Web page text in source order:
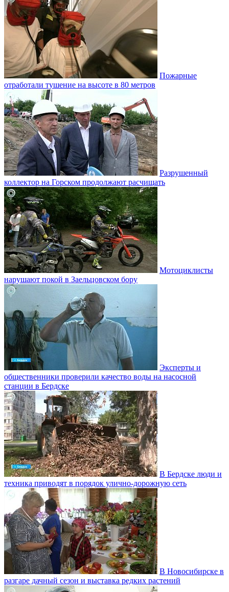
Пожарные
отработали тушение на высоте в 80 метров
Разрушенный
коллектор на Горском продолжают расчищать
Мотоциклисты
нарушают покой в Заельцовском бору
Эксперты и
общественники проверили качество воды на насосной
станции в Бердске
В Бердске люди и
техника приводят в порядок улично‑дорожную сеть
В Новосибирске в
разгаре дачный сезон и выставка редких растений